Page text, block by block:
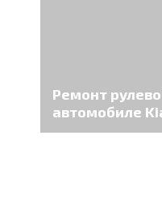
Ремонт
автомобиле